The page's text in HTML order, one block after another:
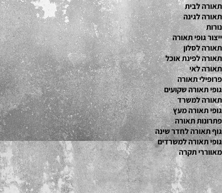
תאורה לבית
תאורה לגינה
נורות
ייצור גופי תאורה
תאורה לסלון
תאורה לפינת אוכל
תאורה לאי
פרופילי תאורה
גופי תאורה שקועים
תאורה למשרד
גופי תאורה מעץ
פתרונות תאורה
גוף תאורה לחדר שינה
גופי תאורה למשרדים
מאווררי תקרה